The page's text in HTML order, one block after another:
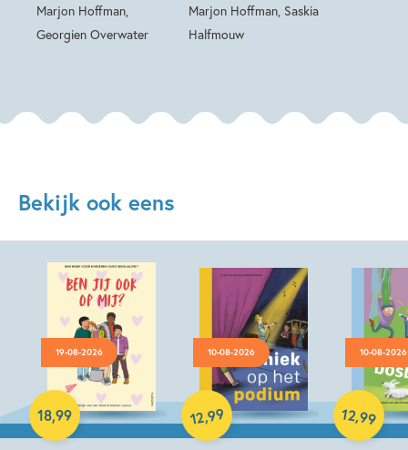
Marjon Hoffman,
Georgien Overwater
Marjon Hoffman, Saskia
Halfmouw
Bekijk ook eens
19-08-2026
18,99
Hardcover
10-08-2026
12,99
Hardcover
10-08-2026
12,99
Hardcover